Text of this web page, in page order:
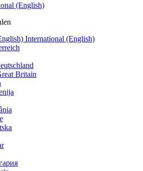
(English)
International (English)
Britain